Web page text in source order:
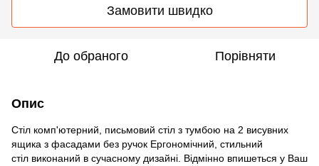
Замовити швидко
До обраного Порівняти
Опис
Стіл комп'ютерний, письмовий стіл з тумбою на 2 висувних
ящика з фасадами без ручок Ергономічний, стильний
стіл виконаний в сучасному дизайні. Відмінно впишеться у Ваш